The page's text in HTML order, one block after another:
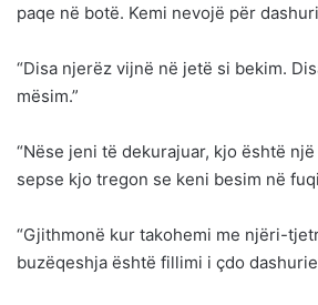
paqe në botë. Kemi nevojë për
“Disa njerëz vijnë në jetë si bekim.
mësim.”
“Nëse jeni të dekurajuar, kjo është
sepse kjo tregon se keni besim në
“Gjithmonë kur takohemi me njëri-
buzëqeshja është fillimi i çdo